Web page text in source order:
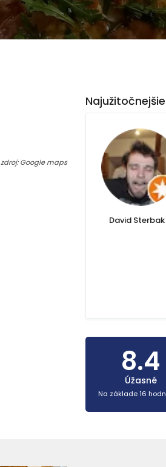
zdroj: Google maps
David Sterbak
8.4
Úžasné
Na základe 16